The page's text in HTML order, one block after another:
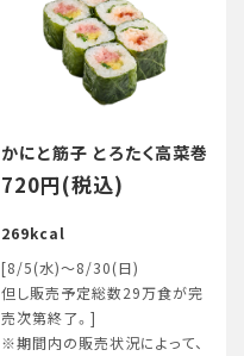
かにと筋子 とろたく高菜巻
720円(税込)
269kcal
[8/5(水)～8/30(日)
但し販売予定総数29万食が完
売次第終了。]
※期間内の販売状況によって、